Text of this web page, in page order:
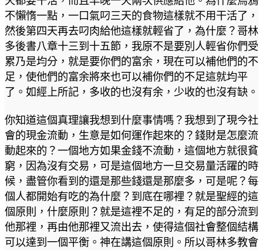
不懶惰一點，一口氣叼三天的食物這樣就不用干活了，
然後第四天再去叼肉給他這樣就輕省了，為什麼？哥林
多後書八章十三到十五節，我原不是要別人輕省你們受
累乃是均分，就是要你們的富余，現在可以補他們的不
足，使他們的富余將來也可以補你們的不足這就均平
了。如經上所記，多收的也沒有余，少收的也沒有缺。
你知道這個真理讓我想到什麼事情嗎？我想到了現今社
會的現金流動，生意是如何運作起來的？錢財是怎麼流
動起來的？一個地方如果金錢不流動，這個地方就很貧
窮，因為沒有交易，可是這個地方一旦交易量活躍的時
候，盡管你看到的還是那些錢還是那麼多，可是呢？每
個人都開始有吃的為什麼？到底在哪裡？就是聖經的這
個原則，什麼原則？就是這裡不足的，有足的部分流到
他那裡，再由他那裡又流出去，使得這個社會整個結構
可以達到一個平衡。神在講這個原則。所以哥林多教會